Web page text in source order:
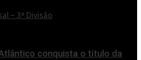
conquista o título da